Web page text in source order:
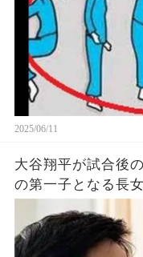
2025/06/11
大谷翔平が試合後
の第一子となる長
題に！山本由伸や